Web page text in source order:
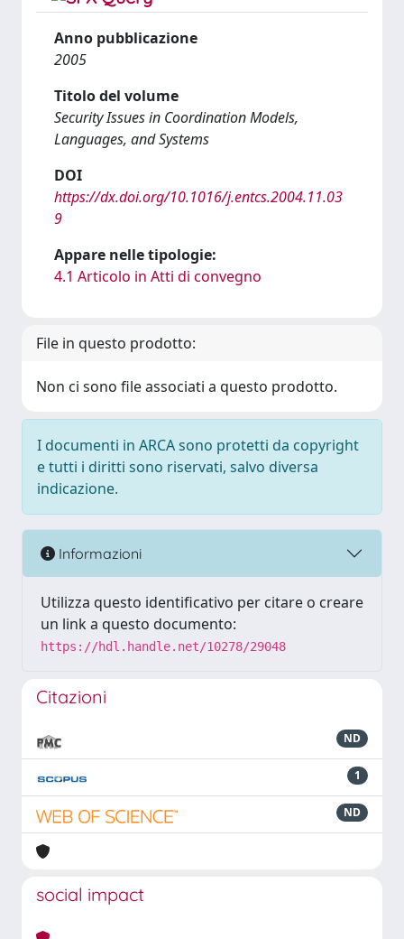
Anno pubblicazione
2005
Titolo del volume
Security Issues in Coordination Models,
Languages, and Systems
DOI
https://dx.doi.org/10.1016/j.entcs.2004.11.03
9
Appare nelle tipologie:
4.1 Articolo in Atti di convegno
File in questo prodotto:
Non ci sono file associati a questo prodotto.
I documenti in ARCA sono protetti da copyright
e tutti i diritti sono riservati, salvo diversa
indicazione.
Informazioni
Utilizza questo identificativo per citare o creare
un link a questo documento:
https://hdl.handle.net/10278/29048
Citazioni
ND
1
ND
social impact